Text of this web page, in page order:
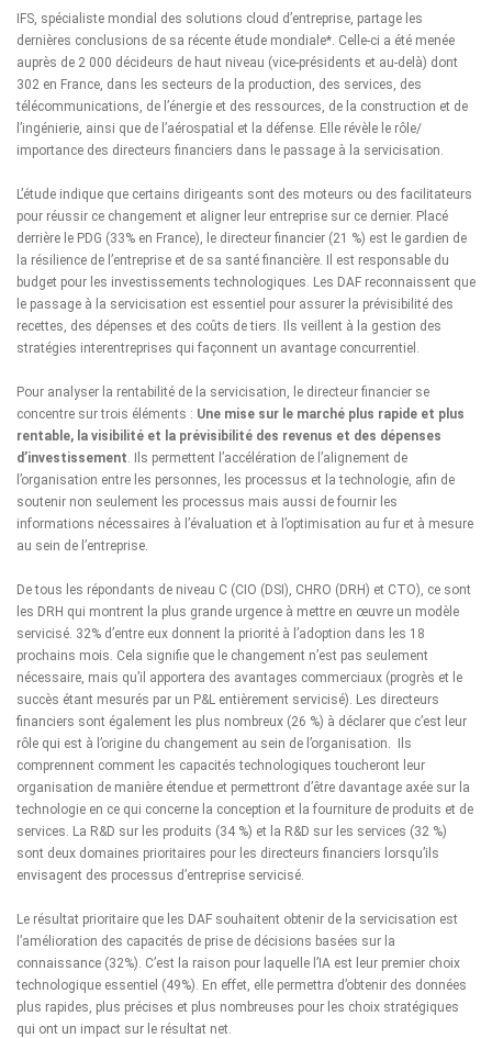
IFS, spécialiste mondial des solutions cloud d’entreprise, partage les
dernières conclusions de sa récente étude mondiale*. Celle-ci a été menée
auprès de 2 000 décideurs de haut niveau (vice-présidents et au-delà) dont
302 en France, dans les secteurs de la production, des services, des
télécommunications, de l’énergie et des ressources, de la construction et de
l’ingénierie, ainsi que de l’aérospatial et la défense. Elle révèle le rôle/
importance des directeurs financiers dans le passage à la servicisation.
L’étude indique que certains dirigeants sont des moteurs ou des facilitateurs
pour réussir ce changement et aligner leur entreprise sur ce dernier. Placé
derrière le PDG (33% en France), le directeur financier (21 %) est le gardien de
la résilience de l’entreprise et de sa santé financière. Il est responsable du
budget pour les investissements technologiques. Les DAF reconnaissent que
le passage à la servicisation est essentiel pour assurer la prévisibilité des
recettes, des dépenses et des coûts de tiers. Ils veillent à la gestion des
stratégies interentreprises qui façonnent un avantage concurrentiel.
Pour analyser la rentabilité de la servicisation, le directeur financier se
concentre sur trois éléments : Une mise sur le marché plus rapide et plus
rentable, la visibilité et la prévisibilité des revenus et des dépenses
d’investissement. Ils permettent l’accélération de l’alignement de
l’organisation entre les personnes, les processus et la technologie, afin de
soutenir non seulement les processus mais aussi de fournir les
informations nécessaires à l’évaluation et à l’optimisation au fur et à mesure
au sein de l’entreprise.
De tous les répondants de niveau C (CIO (DSI), CHRO (DRH) et CTO), ce sont
les DRH qui montrent la plus grande urgence à mettre en œuvre un modèle
servicisé. 32% d’entre eux donnent la priorité à l’adoption dans les 18
prochains mois. Cela signifie que le changement n’est pas seulement
nécessaire, mais qu’il apportera des avantages commerciaux (progrès et le
succès étant mesurés par un P&L entièrement servicisé). Les directeurs
financiers sont également les plus nombreux (26 %) à déclarer que c’est leur
rôle qui est à l’origine du changement au sein de l’organisation. Ils
comprennent comment les capacités technologiques toucheront leur
organisation de manière étendue et permettront d’être davantage axée sur la
technologie en ce qui concerne la conception et la fourniture de produits et de
services. La R&D sur les produits (34 %) et la R&D sur les services (32 %)
sont deux domaines prioritaires pour les directeurs financiers lorsqu’ils
envisagent des processus d’entreprise servicisé.
Le résultat prioritaire que les DAF souhaitent obtenir de la servicisation est
l’amélioration des capacités de prise de décisions basées sur la
connaissance (32%). C’est la raison pour laquelle l’IA est leur premier choix
technologique essentiel (49%). En effet, elle permettra d’obtenir des données
plus rapides, plus précises et plus nombreuses pour les choix stratégiques
qui ont un impact sur le résultat net.